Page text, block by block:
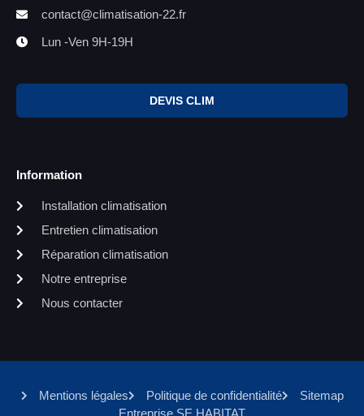
contact@climatisation-22.fr
Lun -Ven 9H-19H
DEVIS CLIM
Information
Installation climatisation
Entretien climatisation
Réparation climatisation
Notre entreprise
Nous contacter
Mentions légales Politique de confidentialité
Sitemap